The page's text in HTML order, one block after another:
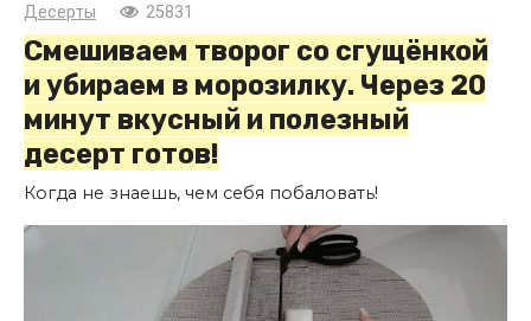
Десерты 25831
Смешиваем творог со сгущёнкой
и убираем в морозилку. Через 20
минут вкусный и полезный
десерт готов!
Когда не знаешь, чем себя побаловать!